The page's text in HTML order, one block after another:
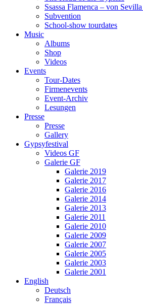
Ssassa Flamenca – von
Subvention
School-show tourdates
Music
Albums
Shop
Videos
Events
Tour-Dates
Firmenevents
Event-Archiv
Lesungen
Presse
Presse
Gallery
Gypsyfestival
Videos GF
Galerie GF
Galerie 2019
Galerie 2017
Galerie 2016
Galerie 2014
Galerie 2013
Galerie 2011
Galerie 2010
Galerie 2009
Galerie 2007
Galerie 2005
Galerie 2003
Galerie 2001
English
Deutsch
Français